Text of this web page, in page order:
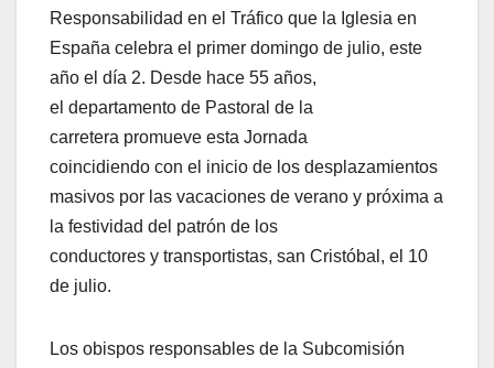
Responsabilidad en el Tráfico que la Iglesia en
España celebra el primer domingo de julio, este
año el día 2. Desde hace 55 años,
el departamento de Pastoral de la
carretera promueve esta Jornada
coincidiendo con el inicio de los desplazamientos
masivos por las vacaciones de verano y próxima a
la festividad del patrón de los
conductores y transportistas, san Cristóbal, el 10
de julio.
Los obispos responsables de la Subcomisión